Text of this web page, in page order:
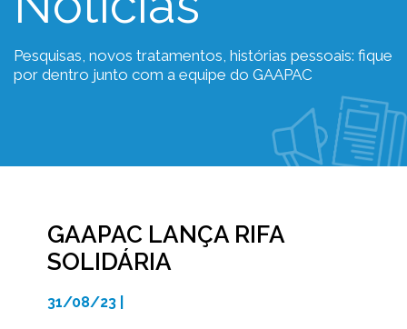
Pesquisas, novos tratamentos, histórias pessoais: fique
por dentro junto com a equipe do GAAPAC
GAAPAC LANÇA RIFA
SOLIDÁRIA
31/08/23 |